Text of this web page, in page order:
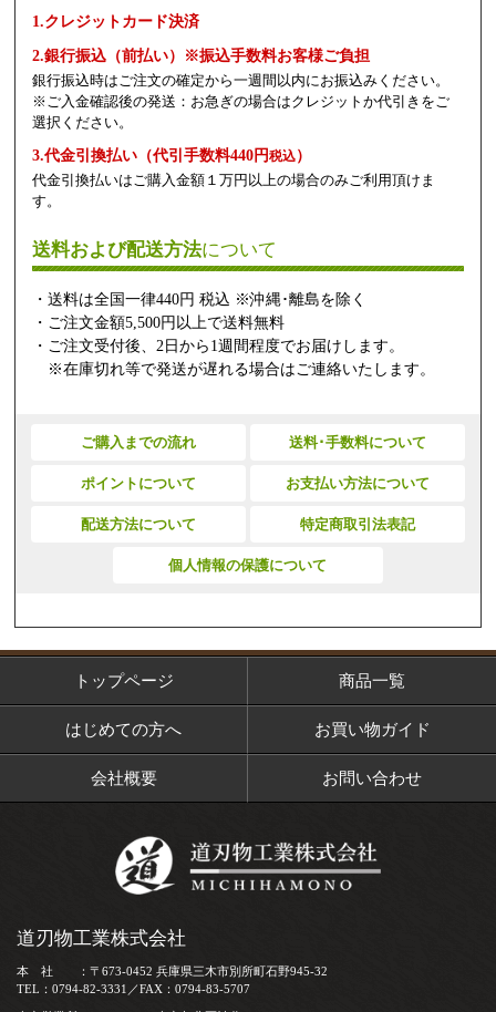
1.クレジットカード決済
2.銀行振込（前払い）※振込手数料お客様ご負担
銀行振込時はご注文の確定から一週間以内にお振込みください。
※ご入金確認後の発送：お急ぎの場合はクレジットか代引きをご
選択ください。
3.代金引換払い（代引手数料440円税込）
代金引換払いはご購入金額１万円以上の場合のみご利用頂けま
す。
送料および配送方法について
・送料は全国一律440円 税込 ※沖縄･離島を除く
・ご注文金額5,500円以上で送料無料
・ご注文受付後、2日から1週間程度でお届けします。
※在庫切れ等で発送が遅れる場合はご連絡いたします。
ご購入までの流れ 送料･手数料について
ポイントについて お支払い方法について
配送方法について 特定商取引法表記
個人情報の保護について
トップページ 商品一覧
はじめての方へ お買い物ガイド
会社概要 お問い合わせ
道刃物工業株式会社
本 社 ：〒673-0452 兵庫県三木市別所町石野945-32
TEL：0794-82-3331／FAX：0794-83-5707